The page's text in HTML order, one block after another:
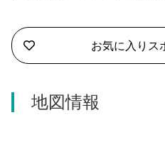
函南町
伊東市
アクセス
伊豆ワーケ
お気に入りス
地図情報